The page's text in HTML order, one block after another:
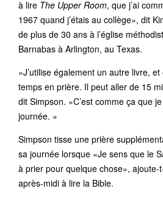
à lire The Upper Room, que j’ai
1967 quand j’étais au collège», dit
de plus de 30 ans à l’église
Barnabas à Arlington, au Texas.
«J’utilise également un autre livre,
temps en prière. Il peut aller de 15
dit Simpson. «C’est comme ça que
journée. »
Simpson tisse une prière
sa journée lorsque «Je sens que le
à prier pour quelque chose», ajoute-
après-midi à lire la Bible.